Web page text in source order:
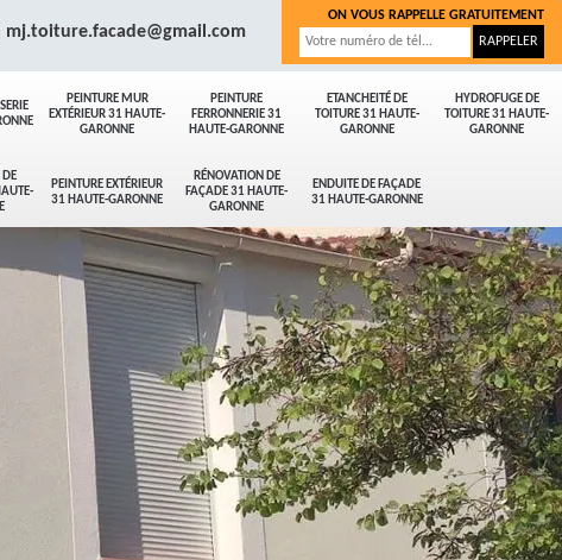
PEINTURE MUR
EXTÉRIEUR 31 HAUTE-
GARONNE
PEINTURE
FERRONNERIE 31
HAUTE-GARONNE
ETANCHEITÉ DE
TOITURE 31 HAUTE-
GARONNE
HYDROFUGE DE
TOITURE 31 HAUTE-
GARONNE
DE
PEINTURE EXTÉRIEUR
31 HAUTE-GARONNE
RÉNOVATION DE
FAÇADE 31 HAUTE-
GARONNE
ENDUITE DE FAÇADE
31 HAUTE-GARONNE
mj.toiture.facade@gmail.com
ON VOUS RAPPELLE GRATUITEMENT